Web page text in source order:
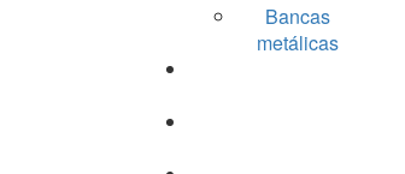
Bancas
metálicas